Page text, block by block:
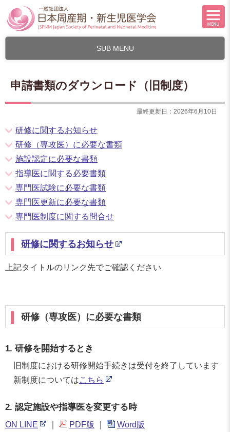
SUB MENU
申請書類のダウンロード（旧制度）
最終更新日：2026年6月10日
研修に関するお知らせ
研修（専攻医）に必要な書類
施設認定に必要な書類
指導医に関する必要書類
専門医試験に必要な書類
専門医更新に必要な書類
専門医制度に関する問合せ
研修に関するお知らせ
上記タイトルのリンク先でご確認ください
研修（専攻医）に必要な書類
1. 研修を開始するとき
旧制度における研修開始手続きは受付を終了しています
新制度についてはこちら
2. 認定施設や指導医を変更する時
ON LINE PDF版 Word版